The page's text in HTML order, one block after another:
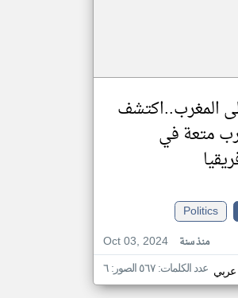
المغرب..اكتشف
متعة في
Politics
Oct 03, 2024
منذ سنة
عدد الكلمات: ٥٦٧ الصور: ٦